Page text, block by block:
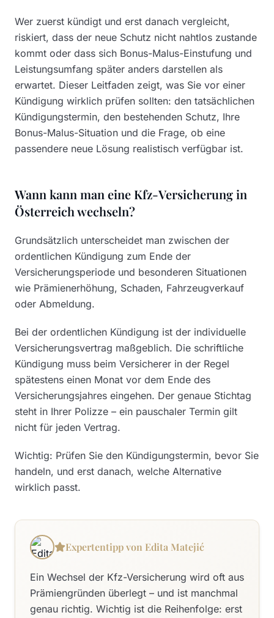
Wer zuerst kündigt und erst danach vergleicht,
riskiert, dass der neue Schutz nicht nahtlos zustande
kommt oder dass sich Bonus-Malus-Einstufung und
Leistungsumfang später anders darstellen als
erwartet. Dieser Leitfaden zeigt, was Sie vor einer
Kündigung wirklich prüfen sollten: den tatsächlichen
Kündigungstermin, den bestehenden Schutz, Ihre
Bonus-Malus-Situation und die Frage, ob eine
passendere neue Lösung realistisch verfügbar ist.
Wann kann man eine Kfz-Versicherung in
Österreich wechseln?
Grundsätzlich unterscheidet man zwischen der
ordentlichen Kündigung zum Ende der
Versicherungsperiode und besonderen Situationen
wie Prämienerhöhung, Schaden, Fahrzeugverkauf
oder Abmeldung.
Bei der ordentlichen Kündigung ist der individuelle
Versicherungsvertrag maßgeblich. Die schriftliche
Kündigung muss beim Versicherer in der Regel
spätestens einen Monat vor dem Ende des
Versicherungsjahres eingehen. Der genaue Stichtag
steht in Ihrer Polizze – ein pauschaler Termin gilt
nicht für jeden Vertrag.
Wichtig: Prüfen Sie den Kündigungstermin, bevor Sie
handeln, und erst danach, welche Alternative
wirklich passt.
Expertentipp von Edita Matejić
Ein Wechsel der Kfz-Versicherung wird oft aus
Prämiengründen überlegt – und ist manchmal
genau richtig. Wichtig ist die Reihenfolge: erst